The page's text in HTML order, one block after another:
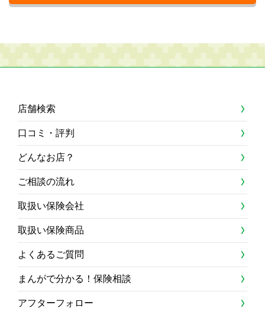
店舗検索
口コミ・評判
どんなお店？
ご相談の流れ
取扱い保険会社
取扱い保険商品
よくあるご質問
まんがで分かる！保険相談
アフターフォロー